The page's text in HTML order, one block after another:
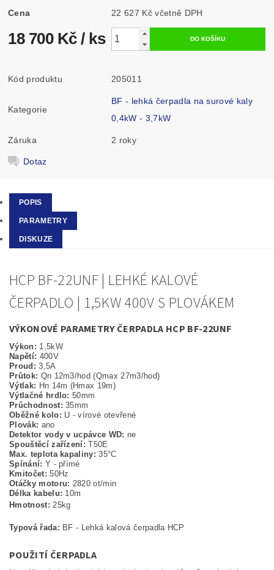
Cena 22 627 Kč včetně DPH
18 700 Kč/ ks
Kód produktu 205011
Kategorie
BF - lehká čerpadla na surové kaly
0,4kW - 3,7kW
Záruka 2 roky
Dotaz
POPIS
PARAMETRY
DISKUZE
HCP BF-22UNF | LEHKÉ KALOVÉ
ČERPADLO | 1,5KW 400V S PLOVÁKEM
VÝKONOVÉ PARAMETRY ČERPADLA HCP BF-22UNF
Výkon: 1,5kW
Napětí: 400V
Proud: 3,5A
Průtok: Qn 12m3/hod (Qmax 27m3/hod)
Výtlak: Hn 14m (Hmax 19m)
Výtlačné hrdlo:50mm
Průchodnost:35mm
Oběžné kolo: U - vírové otevřené
Plovák: ano
Detektor vody v ucpávce WD: ne
Spouštěcí zařízení:T50E
Max. teplota kapaliny:35°C
Spínání: Y - přímé
Kmitočet:50Hz
Otáčky motoru: 2820 ot/min
Délka kabelu: 10m
Hmotnost: 25kg
Typová řada: BF - Lehká kalová čerpadla HCP
POUŽITÍ ČERPADLA